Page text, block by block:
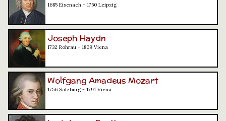
1685 Eisenach - 1750 Leipzig
Joseph Haydn
1732 Rohrau - 1809 Viena
Wolfgang Amadeus Mozart
1756 Salzburg - 1791 Viena